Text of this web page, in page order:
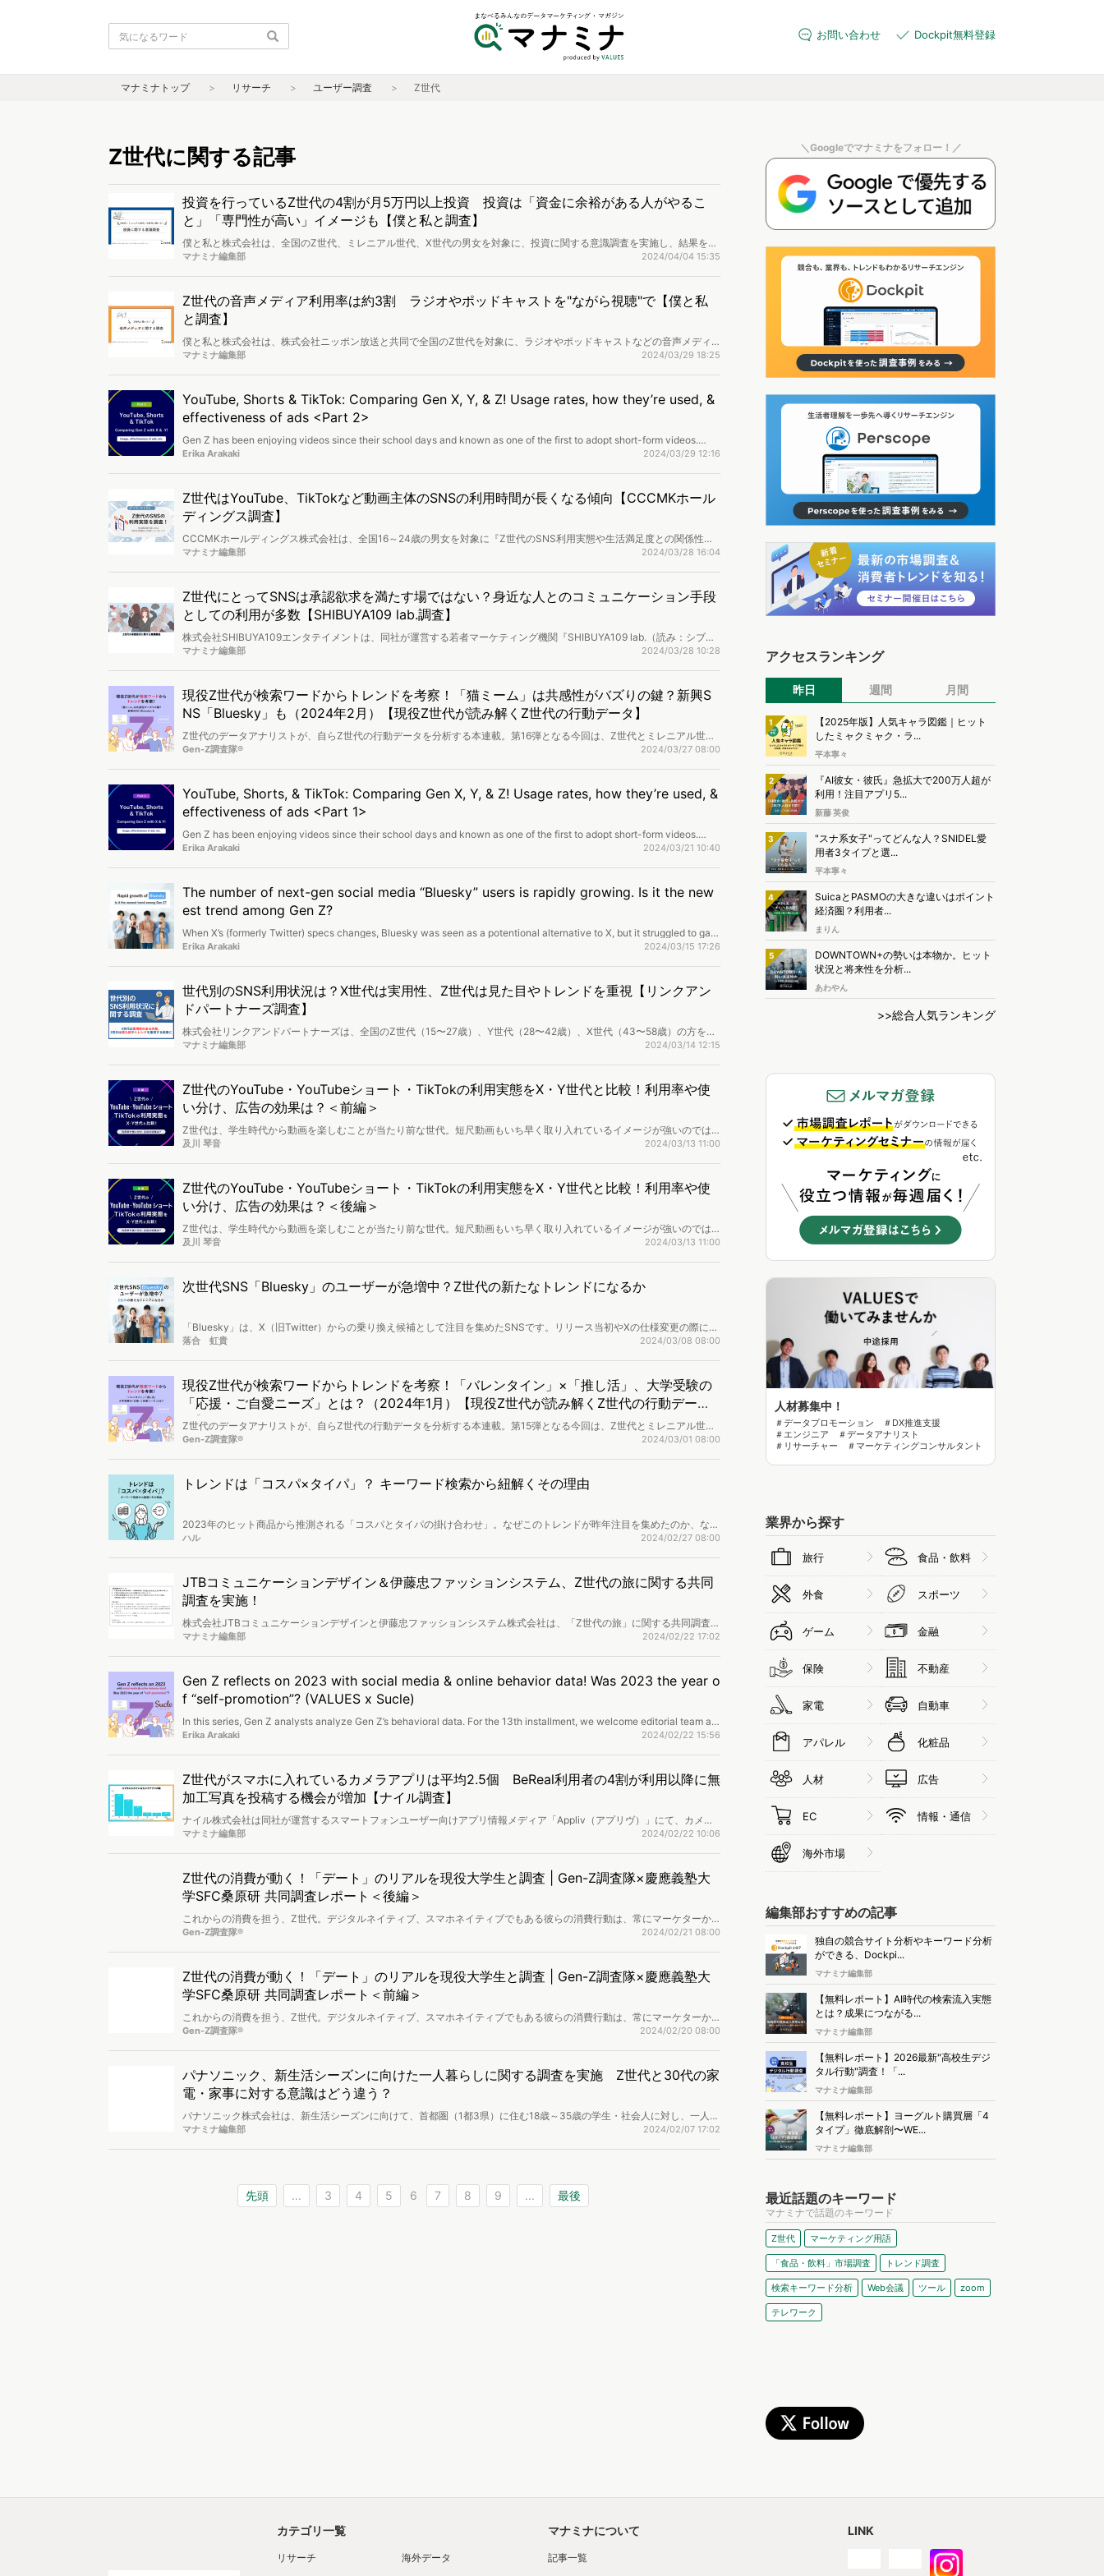
お問い合わせ Dockpit無料登録
マナミナトップ リサーチ ユーザー調査 Z世代
Z世代に関する記事
投資を行っているZ世代の4割が月5万円以上投資 投資は「資金に余裕がある人がやるこ
と」「専門性が高い」イメージも【僕と私と調査】
僕と私と株式会社は、全国のZ世代、ミレニアル世代、X世代の男女を対象に、投資に関する意識調査を実施し、結果を公
開しました。
マナミナ編集部 2024/04/04 15:35
Z世代の音声メディア利用率は約3割 ラジオやポッドキャストを"ながら視聴"で【僕と私
と調査】
僕と私と株式会社は、株式会社ニッポン放送と共同で全国のZ世代を対象に、ラジオやポッドキャストなどの音声メディ
アに関する意識調査を実施し、その結果を公開しました。
マナミナ編集部 2024/03/29 18:25
YouTube, Shorts & TikTok: Comparing Gen X, Y, & Z! Usage rates, how they’re used, &
effectiveness of ads <Part 2>
Gen Z has been enjoying videos since their school days and known as one of the first to adopt short-form videos.
We’ll analyze how they use video-format social media and compare with Gen X and Y. This analysis will cover
Erika Arakaki 2024/03/29 12:16
Z世代はYouTube、TikTokなど動画主体のSNSの利用時間が長くなる傾向【CCCMKホール
ディングス調査】
CCCMKホールディングス株式会社は、全国16～24歳の男女を対象に『Z世代のSNS利用実態や生活満足度との関係性』
について調査を実施し、結果を公開しました。
マナミナ編集部 2024/03/28 16:04
Z世代にとってSNSは承認欲求を満たす場ではない？身近な人とのコミュニケーション手段
としての利用が多数【SHIBUYA109 lab.調査】
株式会社SHIBUYA109エンタテイメントは、同社が運営する若者マーケティング機関『SHIBUYA109 lab.（読み：シブヤ
イチマルキュウラボ）』にて、Z世代を対象に「Z世代の承認欲求に関する意識調査」を実施し、結果を公開しました。
マナミナ編集部 2024/03/28 10:28
現役Z世代が検索ワードからトレンドを考察！「猫ミーム」は共感性がバズりの鍵？新興S
NS「Bluesky」も（2024年2月）【現役Z世代が読み解くZ世代の行動データ】
Z世代のデータアナリストが、自らZ世代の行動データを分析する本連載。第16弾となる今回は、Z世代とミレニアル世代
の検索キーワードランキングから、「猫ミーム」「Bluesky」「LYPプレミアム」の3テーマを取り上げてZ世代のトレン
など、データとリアルな声を掛け合わせ、Z世代のニーズを読み解きます。
Gen-Z調査隊® 2024/03/27 08:00
YouTube, Shorts, & TikTok: Comparing Gen X, Y, & Z! Usage rates, how they’re used, &
effectiveness of ads <Part 1>
Gen Z has been enjoying videos since their school days and known as one of the first to adopt short-form videos.
We’ll analyze how they use video-format social media and compare with Gen X and Y. This analysis will cover
Erika Arakaki 2024/03/21 10:40
The number of next-gen social media “Bluesky” users is rapidly growing. Is it the new
est trend among Gen Z?
When X’s (formerly Twitter) specs changes, Bluesky was seen as a potentional alternative to X, but it struggled to gain
traction. However, after removing its invite-only system on February 7, 2024, user numbers surged as anyone was
Erika Arakaki 2024/03/15 17:26
世代別のSNS利用状況は？X世代は実用性、Z世代は見た目やトレンドを重視【リンクアン
ドパートナーズ調査】
株式会社リンクアンドパートナーズは、全国のZ世代（15〜27歳）、Y世代（28〜42歳）、X世代（43〜58歳）の方を対
象に「世代別のSNS利用状況に関する調査」を実施し、調査結果を公開しました。
マナミナ編集部 2024/03/14 12:15
Z世代のYouTube・YouTubeショート・TikTokの利用実態をX・Y世代と比較！利用率や使
い分け、広告の効果は？＜前編＞
Z世代は、学生時代から動画を楽しむことが当たり前な世代。短尺動画もいち早く取り入れているイメージが強いのでは
ないでしょうか。今回は、Z世代が動画のSNS媒体をどのように使いこなしているのかを、X・Y世代と比較しながら深掘
りやすい媒体はどれかなど、各媒体の利用実態、および購買意識を徹底調査しました。
及川 琴音 2024/03/13 11:00
Z世代のYouTube・YouTubeショート・TikTokの利用実態をX・Y世代と比較！利用率や使
い分け、広告の効果は？＜後編＞
Z世代は、学生時代から動画を楽しむことが当たり前な世代。短尺動画もいち早く取り入れているイメージが強いのでは
ないでしょうか。今回は、Z世代が動画のSNS媒体をどのように使いこなしているのかを、X・Y世代と比較しながら深掘
りやすい媒体はどれかなど、各媒体の利用実態、および購買意識を徹底調査しました。
及川 琴音 2024/03/13 11:00
次世代SNS「Bluesky」のユーザーが急増中？Z世代の新たなトレンドになるか
「Bluesky」は、X（旧Twitter）からの乗り換え候補として注目を集めたSNSです。リリース当初やXの仕様変更の際には
話題になったものの、Xを代替するほどの規模にはなっていませんでした。そんな「Bluesky」ですが、2024年2月7日、
しています。そこで今回は、「Bluesky」の特徴や利用状況について調査し、今後の動向を占っていきます。
落合 虹貴 2024/03/08 08:00
現役Z世代が検索ワードからトレンドを考察！「バレンタイン」×「推し活」、大学受験の
「応援・ご自愛ニーズ」とは？（2024年1月）【現役Z世代が読み解くZ世代の行動デー
タ】
Z世代のデータアナリストが、自らZ世代の行動データを分析する本連載。第15弾となる今回は、Z世代とミレニアル世代
の検索キーワードランキングから、「バレンタイン」「大学受験」の2テーマを取り上げてZ世代のトレンドをお送りしま
るマーケティング・消費行動など、データとリアルな声を掛け合わせ、Z世代のニーズを読み解きます。
Gen-Z調査隊® 2024/03/01 08:00
トレンドは「コスパ×タイパ」？ キーワード検索から紐解くその理由
2023年のヒット商品から推測される「コスパとタイパの掛け合わせ」。なぜこのトレンドが昨年注目を集めたのか、なぜ
ここまでパフォーマンスにこだわるのか。関心を持つ人の属性やニーズについて、検索データから分析します。
ハル 2024/02/27 08:00
JTBコミュニケーションデザイン＆伊藤忠ファッションシステム、Z世代の旅に関する共同
調査を実施！
株式会社JTBコミュニケーションデザインと伊藤忠ファッションシステム株式会社は、「Z世代の旅」に関する共同調査プ
ロジェクトを実施。「令和的非日常 Z世代における生活価値観・消費傾向から読み解くこれからの旅行スタイル」を発表
マナミナ編集部 2024/02/22 17:02
Gen Z reflects on 2023 with social media & online behavior data! Was 2023 the year o
f “self-promotion”? (VALUES x Sucle)
In this series, Gen Z analysts analyze Gen Z’s behavioral data. For the 13th installment, we welcome editorial team at
Sucle. We use data from VALUES & Sucle & real Gen Z opinion to reflect on 2023 trends, like participatory exhibits,
Erika Arakaki 2024/02/22 15:56
Z世代がスマホに入れているカメラアプリは平均2.5個 BeReal利用者の4割が利用以降に無
加工写真を投稿する機会が増加【ナイル調査】
ナイル株式会社は同社が運営するスマートフォンユーザー向けアプリ情報メディア「Appliv（アプリヴ）」にて、カメラ
アプリを利用するZ世代の男女を対象にカメラアプリに関するアンケート調査を実施し、結果を公開しました。
マナミナ編集部 2024/02/22 10:06
Z世代の消費が動く！「デート」のリアルを現役大学生と調査 | Gen-Z調査隊×慶應義塾大
学SFC桑原研 共同調査レポート＜後編＞
これからの消費を担う、Z世代。デジタルネイティブ、スマホネイティブでもある彼らの消費行動は、常にマーケターか
ら注目を集め続けています。今回、VALUESのZ世代アナリストたちがマーケティングを研究する現役大学生と共に、「Z
Gen-Z調査隊® 2024/02/21 08:00
Z世代の消費が動く！「デート」のリアルを現役大学生と調査 | Gen-Z調査隊×慶應義塾大
学SFC桑原研 共同調査レポート＜前編＞
これからの消費を担う、Z世代。デジタルネイティブ、スマホネイティブでもある彼らの消費行動は、常にマーケターか
ら注目を集め続けています。今回、VALUESのZ世代アナリストたちがマーケティングを研究する現役大学生と共に、「Z
Gen-Z調査隊® 2024/02/20 08:00
パナソニック、新生活シーズンに向けた一人暮らしに関する調査を実施 Z世代と30代の家
電・家事に対する意識はどう違う？
パナソニック株式会社は、新生活シーズンに向けて、首都圏（1都3県）に住む18歳～35歳の学生・社会人に対し、一人暮
らしに関する調査を実施し、結果を公開しました。
マナミナ編集部 2024/02/07 17:02
先頭 ... 3 4 5 6 7 8 9 ... 最後
＼Googleでマナミナをフォロー！／
アクセスランキング
昨日 週間 月間
1
【2025年版】人気キャラ図鑑｜ヒット
したミャクミャク・ラ...
平本寧々
2
『AI彼女・彼氏』急拡大で200万人超が
利用！注目アプリ5...
新藤 英俊
3
"スナ系女子"ってどんな人？SNIDEL愛
用者3タイプと選...
平本寧々
4
SuicaとPASMOの大きな違いはポイント
経済圏？利用者...
まりん
5
DOWNTOWN+の勢いは本物か。ヒット
状況と将来性を分析...
あわやん
>>総合人気ランキング
人材募集中！
＃データプロモーション ＃DX推進支援
＃エンジニア ＃データアナリスト
＃リサーチャー ＃マーケティングコンサルタント
業界から探す
旅行 食品・飲料
外食 スポーツ
ゲーム 金融
保険 不動産
家電 自動車
アパレル 化粧品
人材 広告
EC 情報・通信
海外市場
編集部おすすめの記事
独自の競合サイト分析やキーワード分析
ができる、Dockpi...
マナミナ編集部
【無料レポート】AI時代の検索流入実態
とは？成果につながる...
マナミナ編集部
【無料レポート】2026最新"高校生デジ
タル行動"調査！「...
マナミナ編集部
【無料レポート】ヨーグルト購買層「4
タイプ」徹底解剖〜WE...
マナミナ編集部
最近話題のキーワード
マナミナで話題のキーワード
Z世代 マーケティング用語
「食品・飲料」市場調査 トレンド調査
検索キーワード分析 Web会議 ツール zoom
テレワーク
カテゴリ一覧
リサーチ
海外データ
マナミナについて
記事一覧
LINK